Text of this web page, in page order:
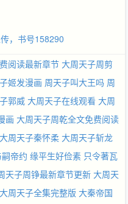
上线，书号1254975，已有完
各位放心收藏，多多支持。
，书号158290
阅读最新章节 大周天子周剪
姬发漫画 周天子叫大王吗 周
郭威 大周天子在线观看 大周
画 大周天子周乾全文免费阅读
大周天子秦怀柔 大周天子斩龙
帝约 缘平生好俭素 只令著瓦
天子周铮最新章节更新 大周天
大周天子全集完整版 大秦帝国